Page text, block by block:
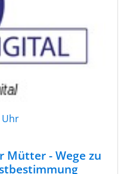
Uhr
Mütter - Wege zu